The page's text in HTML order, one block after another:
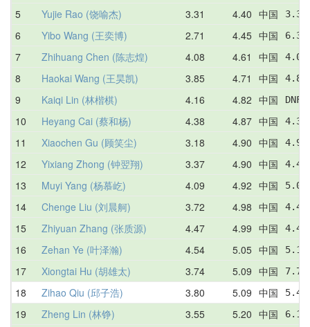
5 Yujie Rao (饶喻杰) 3.31 4.40 中国
6 Yibo Wang (王奕博) 2.71 4.45 中国
7 Zhihuang Chen (陈志煌) 4.08 4.61 中国
8 Haokai Wang (王昊凯) 3.85 4.71 中国
9 Kaiqi Lin (林楷棋) 4.16 4.82 中国
10 Heyang Cai (蔡和杨) 4.38 4.87 中国
11 Xiaochen Gu (顾笑尘) 3.18 4.90 中国
12 Yixiang Zhong (钟翌翔) 3.37 4.90 中国
13 Muyi Yang (杨慕屹) 4.09 4.92 中国
14 Chenge Liu (刘晨舸) 3.72 4.98 中国
15 Zhiyuan Zhang (张质源) 4.47 4.99 中国
16 Zehan Ye (叶泽瀚) 4.54 5.05 中国
17 Xiongtai Hu (胡雄太) 3.74 5.09 中国
18 Zihao Qiu (邱子浩) 3.80 5.09 中国
19 Zheng Lin (林铮) 3.55 5.20 中国